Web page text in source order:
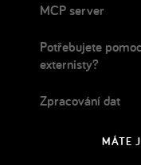
MCP server
Potřebujete pomoc
externisty?
Zpracování dat
MÁTE